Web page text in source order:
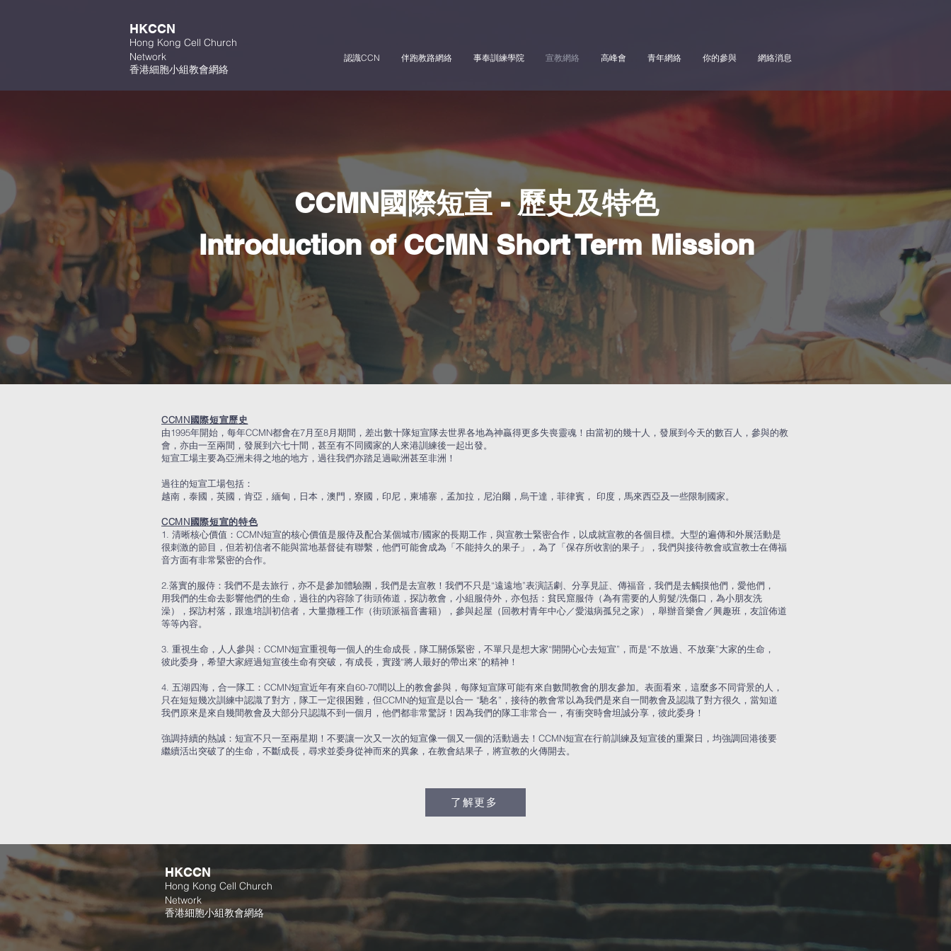
認識CCN 伴跑教路網絡 事奉訓練學院 宣教網絡 高峰會 青年網絡 你的參與 網絡消息
HKCCN
Hong Kong Cell Church
Network
香港細胞小組教會網絡
CCMN國際短宣 - 歷史及特色
Introduction of CCMN Short Term Mission
CCMN國際短宣歷史
由1995年開始，每年CCMN都會在7月至8月期間，差出數十隊短宣隊去世界各地為神贏得更多失喪靈魂！由當初的幾十人，發展到今天的數百人，參與的教
會，亦由一至兩間，發展到六七十間，甚至有不同國家的人來港訓練後一起出發。
短宣工場主要為亞洲未得之地的地方，過往我們亦踏足過歐洲甚至非洲！
過往的短宣工場包括：
越南，泰國，英國，肯亞，緬甸，日本，澳門，寮國，印尼，柬埔寨，孟加拉，尼泊爾，烏干達，菲律賓， 印度，馬來西亞及一些限制國家。
CCMN國際短宣的特色
1. 清晰核心價值：CCMN短宣的核心價值是服侍及配合某個城市/國家的長期工作，與宣教士緊密合作，以成就宣教的各個目標。大型的遍傳和外展活動是
很刺激的節目，但若初信者不能與當地基督徒有聯繫，他們可能會成為「不能持久的果子」，為了「保存所收割的果子」，我們與接待教會或宣教士在傳福
音方面有非常緊密的合作。
2. 落實的服侍：我們不是去旅行，亦不是參加體驗團，我們是去宣教！我們不只是“遠遠地”表演話劇、分享見証、傳福音，我們是去觸摸他們，愛他們，
用我們的生命去影響他們的生命，過往的內容除了街頭佈道，探訪教會，小組服侍外，亦包括：貧民窟服侍（為有需要的人剪髮/洗傷口，為小朋友洗
澡），探訪村落，跟進培訓初信者，大量撒種工作（街頭派福音書籍），參與起屋（回教村青年中心／愛滋病孤兒之家），舉辦音樂會／興趣班，友誼佈道
等等內容。
3. 重視生命，人人參與：CCMN短宣重視每一個人的生命成長，隊工關係緊密，不單只是想大家“開開心心去短宣”，而是“不放過、不放棄”大家的生命，
彼此委身，希望大家經過短宣後生命有突破，有成長，實踐“將人最好的帶出來”的精神！
4. 五湖四海，合一隊工：CCMN短宣近年有來自60-70間以上的教會參與，每隊短宣隊可能有來自數間教會的朋友參加。表面看來，這麼多不同背景的人，
只在短短幾次訓練中認識了對方，隊工一定很困難，但CCMN的短宣是以合一 “馳名”，接待的教會常以為我們是來自一間教會及認識了對方很久，當知道
我們原來是來自幾間教會及大部分只認識不到一個月，他們都非常驚訝！因為我們的隊工非常合一，有衝突時會坦誠分享，彼此委身！
強調持續的熱誠：短宣不只一至兩星期！不要讓一次又一次的短宣像一個又一個的活動過去！CCMN短宣在行前訓練及短宣後的重聚日，均強調回港後要
繼續活出突破了的生命，不斷成長，尋求並委身從神而來的異象，在教會結果子，將宣教的火傳開去。
了解更多
HKCCN
Hong Kong Cell Church
Network
香港細胞小組教會網絡